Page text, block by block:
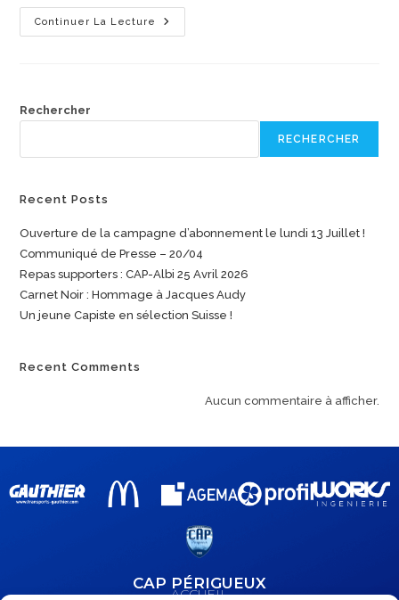
Continuer La Lecture
Rechercher
RECHERCHER
Recent Posts
Ouverture de la campagne d’abonnement le lundi 13 Juillet !
Communiqué de Presse – 20/04
Repas supporters : CAP-Albi 25 Avril 2026
Carnet Noir : Hommage à Jacques Audy
Un jeune Capiste en sélection Suisse !
Recent Comments
Aucun commentaire à afficher.
CAP PÉRIGUEUX
ACCUEIL